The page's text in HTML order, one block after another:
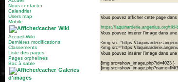
Nous contacter
Calendrier
Users map
Mobile
Wiki
Accueil-Wiki
Dernières modifications
Classements
Liste des pages
Pages orphelines
Bac à sable
Galeries
d'images
Vous pouvez afficher cette page
https://laquinarderie.angenius.org/
Vous pouvez insérer l'image dans
<img src="https://
<img src="https://
Vous pouvez insérer l'image dans
{img src=show_image.php?id=4023 }
{img